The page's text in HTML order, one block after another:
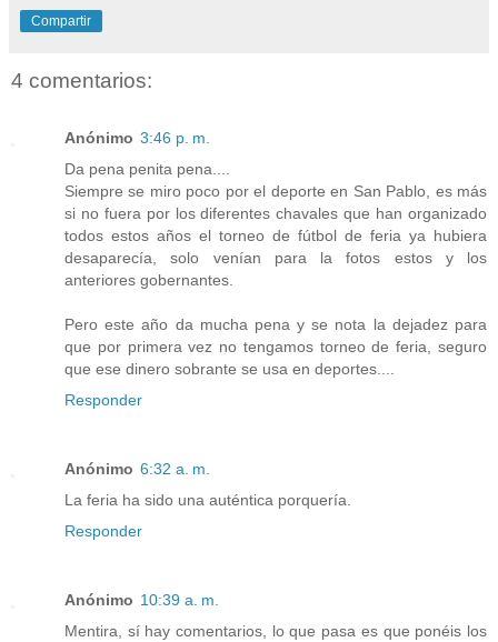
Compartir
4 comentarios:
Anónimo 3:46 p. m.
Da pena penita pena....
Siempre se miro poco por el deporte en San Pablo, es más
si no fuera por los diferentes chavales que han organizado
todos estos años el torneo de fútbol de feria ya hubiera
desaparecía, solo venían para la fotos estos y los
anteriores gobernantes.
Pero este año da mucha pena y se nota la dejadez para
que por primera vez no tengamos torneo de feria, seguro
que ese dinero sobrante se usa en deportes....
Responder
Anónimo 6:32 a. m.
La feria ha sido una auténtica porquería.
Responder
Anónimo 10:39 a. m.
Mentira, sí hay comentarios, lo que pasa es que ponéis los